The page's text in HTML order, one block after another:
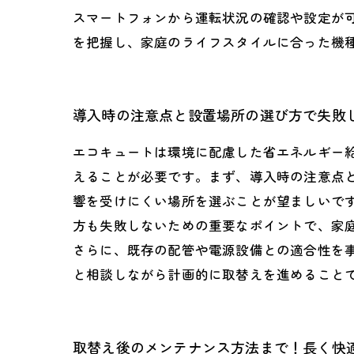
スマートフォンから運転状況の確認や設定
を把握し、家庭のライフスタイルに合った
導入時の注意点と設置場所の選び方で失敗
エコキュートは環境に配慮した省エネルギ
えることが必要です。まず、導入時の注意
響を受けにくい場所を選ぶことが望ましい
方も失敗しないための重要なポイントで、
さらに、既存の配管や電源設備との適合性
と相談しながら計画的に取替えを進めるこ
取替え後のメンテナンス方法まで！長く快